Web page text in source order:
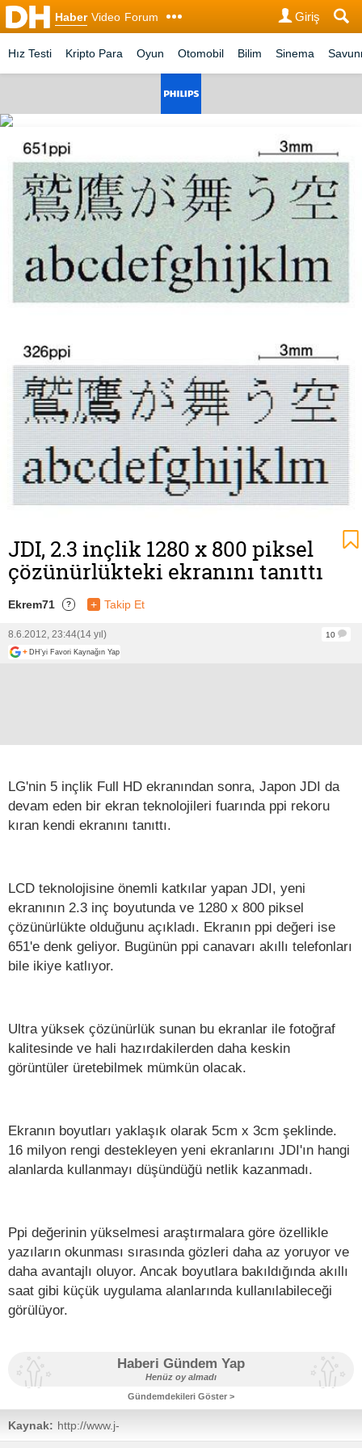
Haber Video Forum Giriş
Hız Testi Kripto Para Oyun Otomobil Bilim Sinema
JDI, 2.3 inçlik 1280 x 800 piksel
çözünürlükteki ekranını tanıttı
Ekrem71 ? + Takip Et
8.6.2012, 23:44(14 yıl)
10
+ DH'yi Favori Kaynağın Yap
LG'nin 5 inçlik Full HD ekranından sonra, Japon JDI da
devam eden bir ekran teknolojileri fuarında ppi rekoru
kıran kendi ekranını tanıttı.
LCD teknolojisine önemli katkılar yapan JDI, yeni
ekranının 2.3 inç boyutunda ve 1280 x 800 piksel
çözünürlükte olduğunu açıkladı. Ekranın ppi değeri ise
651'e denk geliyor. Bugünün ppi canavarı akıllı telefonları
bile ikiye katlıyor.
Ultra yüksek çözünürlük sunan bu ekranlar ile fotoğraf
kalitesinde ve hali hazırdakilerden daha keskin
görüntüler üretebilmek mümkün olacak.
Ekranın boyutları yaklaşık olarak 5cm x 3cm şeklinde.
16 milyon rengi destekleyen yeni ekranlarını JDI'ın hangi
alanlarda kullanmayı düşündüğü netlik kazanmadı.
Ppi değerinin yükselmesi araştırmalara göre özellikle
yazıların okunması sırasında gözleri daha az yoruyor ve
daha avantajlı oluyor. Ancak boyutlara bakıldığında akıllı
saat gibi küçük uygulama alanlarında kullanılabileceği
görülüyor.
Haberi Gündem Yap
Henüz oy almadı
Gündemdekileri Göster >
Kaynak: http://www.j-
display.com/english/news/2012/20120604.html